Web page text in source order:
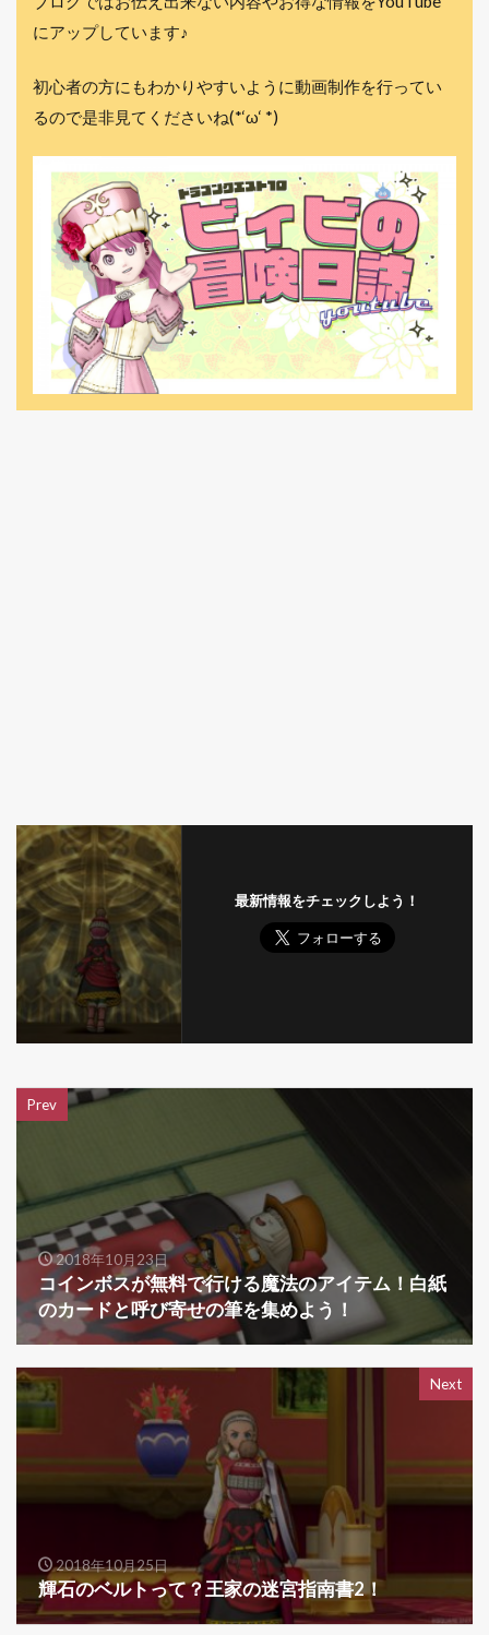
にアップしています♪
初心者の方にもわかりやすいように動画制作を行ってい
るので是非見てくださいね(*‘ω‘ *)
最新情報をチェックしよう！
Prev
2018年10月23日
コインボスが無料で行ける魔法のアイテム！白紙
のカードと呼び寄せの筆を集めよう！
Next
2018年10月25日
輝石のベルトって？王家の迷宮指南書2！